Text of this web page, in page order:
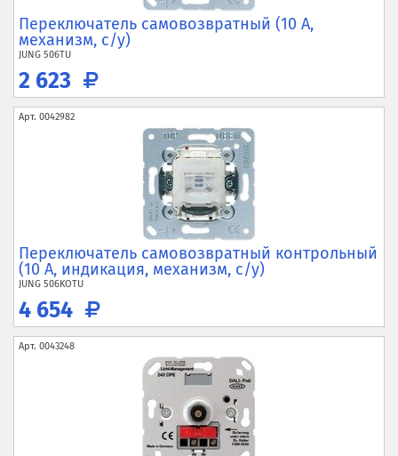
Переключатель самовозвратный (10 А,
механизм, с/у)
JUNG 506TU
2 623
Арт. 0042982
Переключатель самовозвратный контрольный
(10 А, индикация, механизм, с/у)
JUNG 506KOTU
4 654
Арт. 0043248